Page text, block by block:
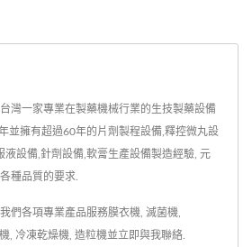
灣一家專業在製藥機械行業的生技製藥設備
並擁有超過60年的片劑製程設備,釋控微丸設
液設備,針劑設備,軟膏生產設備製造經驗, 元
種品質的要求.
們各項專業產品服務膜衣機 滅菌機
冷凍乾燥機 造粒機並立即與我聯絡